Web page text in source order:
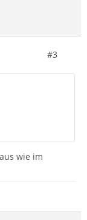
#3
wie im